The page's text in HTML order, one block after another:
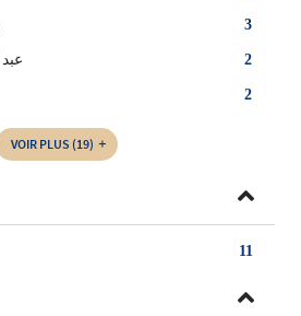
3
2
2
VOIR PLUS (19)
11